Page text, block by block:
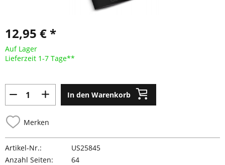
12,95 € *
Auf Lager
Lieferzeit 1-7 Tage**
In den Warenkorb
Merken
Artikel-Nr.:
US25845
Anzahl Seiten:
64